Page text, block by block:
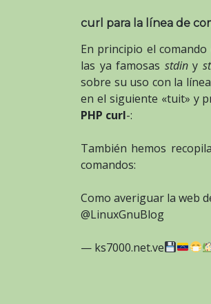
curl para la línea de
En principio el comando
las ya famosas stdiny
sobre su uso con la
en el siguiente «tuit» y
PHP curl-:
También hemos
comandos:
Como averiguar la web
@LinuxGnuBlog
— ks7000.net.ve